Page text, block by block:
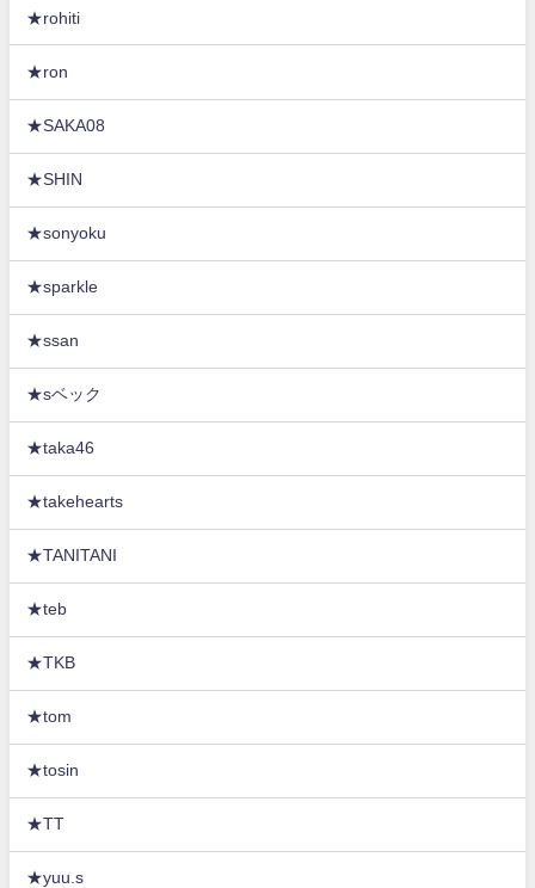
★rohiti
★ron
★SAKA08
★SHIN
★sonyoku
★sparkle
★ssan
★sベック
★taka46
★takehearts
★TANITANI
★teb
★TKB
★tom
★tosin
★TT
★yuu.s